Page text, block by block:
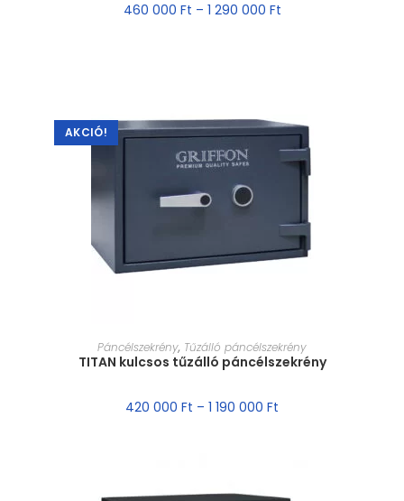
460 000 Ft – 1 290 000 Ft
AKCIÓ!
MÉRET VÁLASZTÁSA
Páncélszekrény, Tűzálló páncélszekrény
TITAN kulcsos tűzálló páncélszekrény
420 000 Ft – 1 190 000 Ft